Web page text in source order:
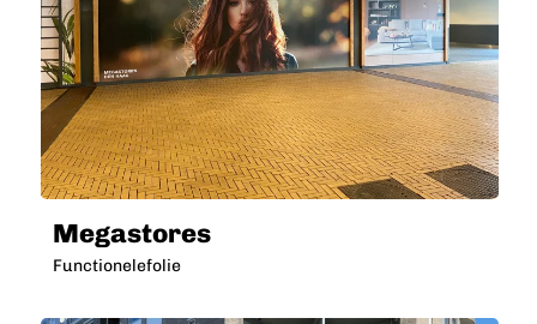
Megastores
Functionelefolie